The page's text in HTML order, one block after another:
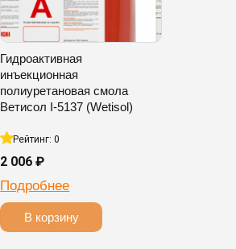
Гидроактивная
инъекционная
полиуретановая смола
Ветисол I-5137 (Wetisol)
Рейтинг: 0
2 006 ₽
Подробнее
В корзину